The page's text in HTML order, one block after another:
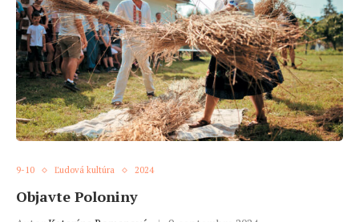
9-10 Ľudová kultúra 2024
Objavte Poloniny